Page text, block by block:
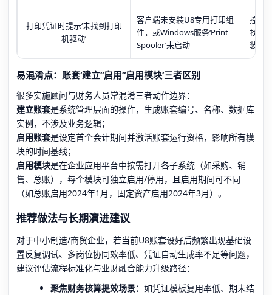
打印凭证时提示‘未找到打印
机驱动’
客户端未安装U8专用打印组
件，或Windows服务‘Print
Spooler’未启动
控制
找
装U8
易混淆点：账套‘建立’‘启用’‘启用模块’三者区别
很多实施顾问与财务人员常混淆三者动作边界：
建立账套是系统管理层面的操作，生成账套编号、名称、数据库
实例，不涉及业务逻辑；
启用账套是设定首个会计期间并激活账套运行资格，影响所有模
块的时间基线；
启用模块是在企业应用平台中按需打开各子系统（如采购、销
售、总账），每个模块可独立启用/停用，且启用期间可不同
（如总账启用2024年1月，固定资产启用2024年3月）。
推荐做法与长期演进建议
对于中小制造/商贸企业，若当前U8账套设好后频繁出现基础设
置反复调试、多岗位协同效率低、凭证自动生成率不足等问题，
建议评估流程标准化与业财融合能力升级路径：
聚焦财务核算提效场景： 如凭证模板复用率低、期末结